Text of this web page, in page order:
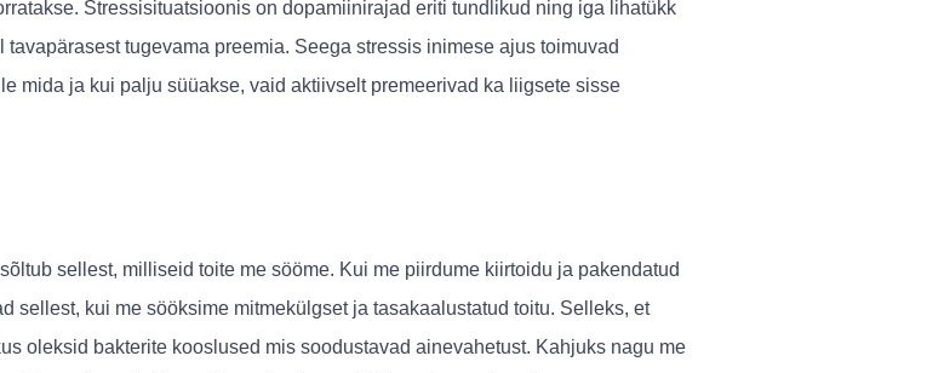
Stressisituatsioonis on dopamiinirajad eriti tundlikud ning iga lihatükk
tugevama preemia. Seega stressis inimese ajus toimuvad
mida ja kui palju süüakse, vaid aktiivselt premeerivad ka liigsete sisse
sellest, milliseid toite me sööme. Kui me piirdume kiirtoidu ja pakendatud
sellest, kui me sööksime mitmekülgset ja tasakaalustatud toitu. Selleks, et
oleksid bakterite kooslused mis soodustavad ainevahetust. Kahjuks nagu me